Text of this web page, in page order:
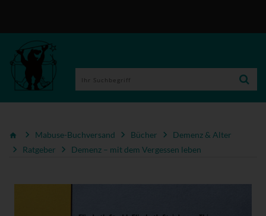
Mabuse-Buchversand Bücher
Demenz & Alter
Ratgeber
Demenz – mit dem Vergessen leben